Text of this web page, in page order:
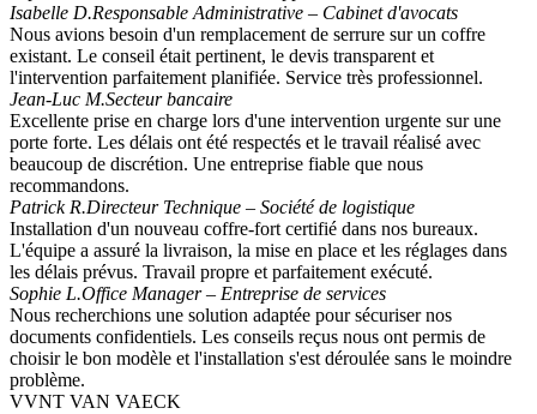
Isabelle D.Responsable Administrative – Cabinet d'avocats
Nous avions besoin d'un remplacement de serrure sur un coffre
existant. Le conseil était pertinent, le devis transparent et
l'intervention parfaitement planifiée. Service très professionnel.
Jean-Luc M.Secteur bancaire
Excellente prise en charge lors d'une intervention urgente sur une
porte forte. Les délais ont été respectés et le travail réalisé avec
beaucoup de discrétion. Une entreprise fiable que nous
recommandons.
Patrick R.Directeur Technique – Société de logistique
Installation d'un nouveau coffre-fort certifié dans nos bureaux.
L'équipe a assuré la livraison, la mise en place et les réglages dans
les délais prévus. Travail propre et parfaitement exécuté.
Sophie L.Office Manager – Entreprise de services
Nous recherchions une solution adaptée pour sécuriser nos
documents confidentiels. Les conseils reçus nous ont permis de
choisir le bon modèle et l'installation s'est déroulée sans le moindre
problème.
VVNT VAN VAECK